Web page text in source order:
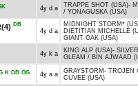
4y d a TRAPPE SHOT (USA)-
/ YONAGUSKA (USA)
DB
4y d a
MIDNIGHT STORM*
DIETITIAN MICHELLE
GIANT OAK (USA)
4y k a KING ALP (USA)- SILVER
GLEAM / BIN AJWAAD
K DB ÖG 4y a a GRAYSTORM - TROJEN
CUVEE (USA)